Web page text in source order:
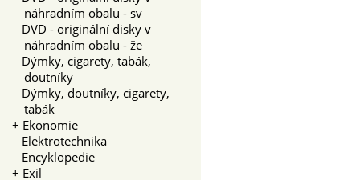
náhradním obalu - sv
DVD - originální disky v
náhradním obalu - že
Dýmky, cigarety, tabák,
doutníky
Dýmky, doutníky, cigarety,
tabák
+ Ekonomie
Elektrotechnika
Encyklopedie
+ Exil